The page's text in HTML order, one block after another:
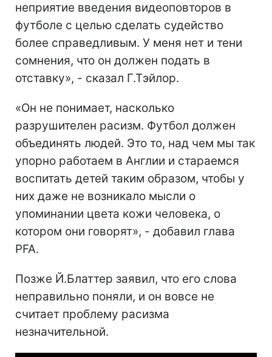
неприятие введения видеоповторов в
футболе с целью сделать судейство
более справедливым. У меня нет и тени
сомнения, что он должен подать в
отставку», - сказал Г.Тэйлор.
«Он не понимает, насколько
разрушителен расизм. Футбол должен
объединять людей. Это то, над чем мы так
упорно работаем в Англии и стараемся
воспитать детей таким образом, чтобы у
них даже не возникало мысли о
упоминании цвета кожи человека, о
котором они говорят», - добавил глава
PFA.
Позже Й.Блаттер заявил, что его слова
неправильно поняли, и он вовсе не
считает проблему расизма
незначительной.